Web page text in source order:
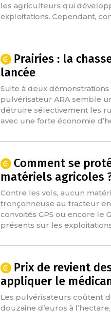
les agriculteurs qui
exploitations. Cependant,
Prairies : la
lancée
Suite à deux démonstrations
pulvérisateur ARA semble
détruire sélectivement les
avec une forte économie
Comment se
matériels agricoles
Contre les vols, aucun
tronçonneuse au tracteur
convoités GPS ou encore le
présents sur les
Prix de revient
appliquer le
Les pulvérisateurs coûtent
douzaine d’euros à